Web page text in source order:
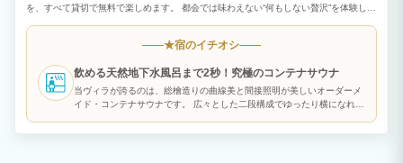
を、すべて貸切で無料で楽しめます。 都会では味わえない“何もしない贅沢”を体験して
ウナを出たら2秒で入れる最高の導線です。 屋根付きのBBQスペースでは、ペレット
のせせらぎを聞きながらコーヒーを。 夜は満天の星空を眺めるひととき。 「ととの
う」「語る」「何もしない」 そのすべてがここで完結します。 1日1組限定のため、
週末や連休はすぐ満室になるので早めの予約がおすすめです。 【⚠️お子様のご利用に
ついて】 2歳未満のお子様はご宿泊いただけません。 2歳以上はご宿泊いただけます
★宿のイチオシ
飲める天然地下水風呂まで2秒！究極のコンテナサウナ
当ヴィラが誇るのは、総檜造りの曲線美と間接照明が美しいオーダーメ
イド・コンテナサウナです。 広々とした二段構成でゆったり横になれる